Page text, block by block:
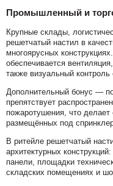
Промышленный и
Крупные склады,
решетчатый настил в
многоярусных
обеспечивается
также визуальный
Дополнительный бонус —
препятствует
пожаротушения, что
размещённых под
В ритейле решетчатый
архитектурных
панели, площадки
складских помещениях и